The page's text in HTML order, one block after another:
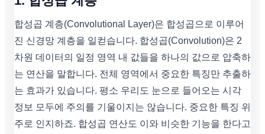
합성곱 계층(Convolutional Layer)은 합성곱으로 이루어
진 신경망 계층을 일컫습니다. 합성곱(Convolution)은 2
차원 데이터의 일정 영역 내 값들을 하나의 값으로 압축하
는 연산을 말합니다. 전체 영역에서 중요한 특징만 추출하
는 효과가 있습니다. 평소 우리도 눈으로 들어오는 시각
정보 모두에 주의를 기울이지는 않습니다. 중요한 특징 위
주로 인지하죠. 합성곱 연산도 이와 비슷한 기능을 한다고